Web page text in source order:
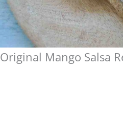
Original Mango Salsa